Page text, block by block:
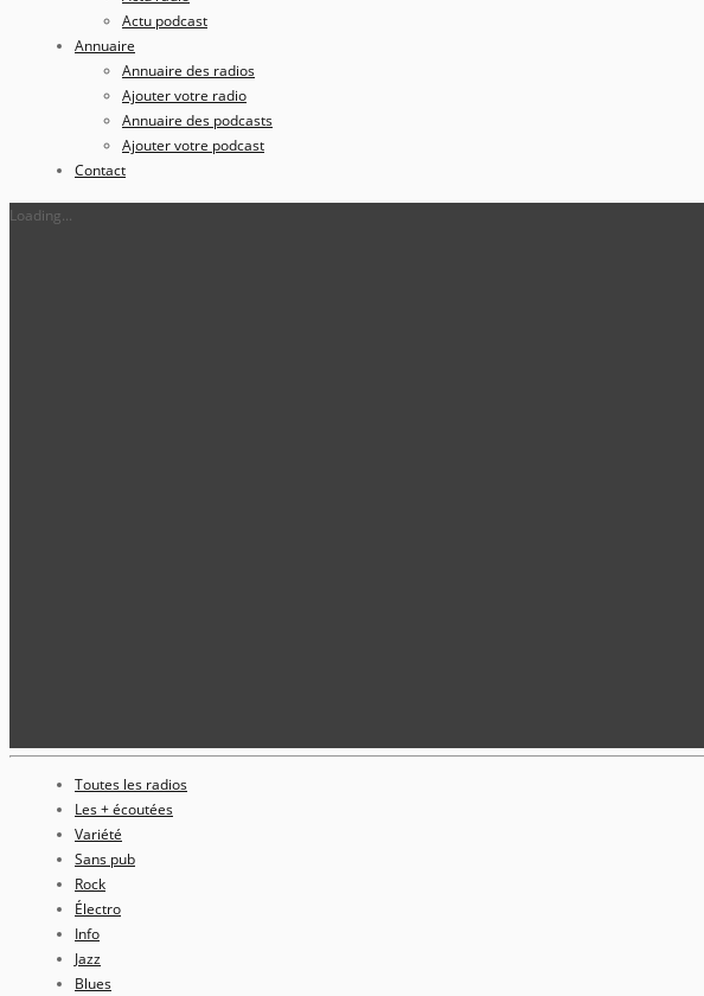
Actu podcast
Annuaire
Annuaire des radios
Ajouter votre radio
Annuaire des podcasts
Ajouter votre podcast
Contact
Loading...
Toutes les radios
Les + écoutées
Variété
Sans pub
Rock
Électro
Info
Jazz
Blues